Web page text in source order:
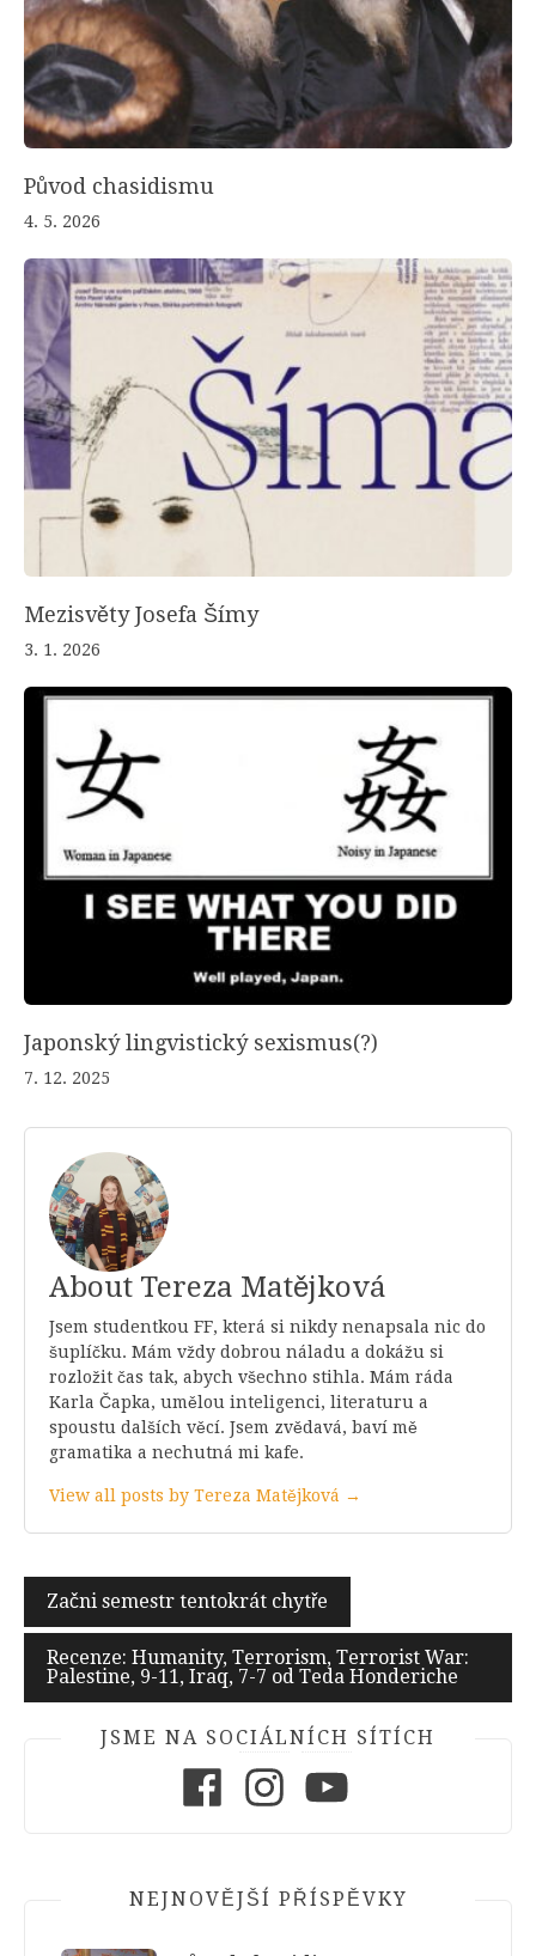
Původ chasidismu
4. 5. 2026
Mezisvěty Josefa Šímy
3. 1. 2026
Japonský lingvistický sexismus(?)
7. 12. 2025
About Tereza Matějková
Jsem studentkou FF, která si nikdy nenapsala nic do
šuplíčku. Mám vždy dobrou náladu a dokážu si
rozložit čas tak, abych všechno stihla. Mám ráda
Karla Čapka, umělou inteligenci, literaturu a
spoustu dalších věcí. Jsem zvědavá, baví mě
gramatika a nechutná mi kafe.
View all posts by Tereza Matějková →
Navigace
pro
příspěvek
Začni semestr tentokrát chytře
Recenze: Humanity, Terrorism, Terrorist War:
Palestine, 9-11, Iraq, 7-7 od Teda Honderiche
JSME NA SOCIÁLNÍCH SÍTÍCH
NEJNOVĚJŠÍ PŘÍSPĚVKY